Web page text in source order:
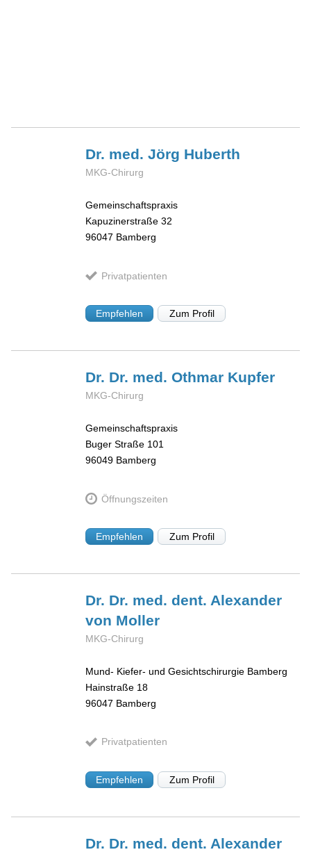
Dr. med. Jörg Huberth
MKG-Chirurg
Gemeinschaftspraxis
Kapuzinerstraße 32
96047 Bamberg
Privatpatienten
Empfehlen Zum Profil
Dr. Dr. med. Othmar Kupfer
MKG-Chirurg
Gemeinschaftspraxis
Buger Straße 101
96049 Bamberg
Öffnungszeiten
Empfehlen Zum Profil
Dr. Dr. med. dent. Alexander
von Moller
MKG-Chirurg
Mund- Kiefer- und Gesichtschirurgie Bamberg
Hainstraße 18
96047 Bamberg
Privatpatienten
Empfehlen Zum Profil
Dr. Dr. med. dent. Alexander